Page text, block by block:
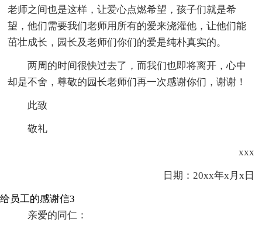
老师之间也是这样，让爱心点燃希望，孩子们就是希
望，他们需要我们老师用所有的爱来浇灌他，让他们能
茁壮成长，园长及老师们你们的爱是纯朴真实的。
两周的时间很快过去了，而我们也即将离开，心中
却是不舍，尊敬的园长老师们再一次感谢你们，谢谢！
此致
敬礼
xxx
日期：20xx年x月x日
给员工的感谢信3
亲爱的同仁：